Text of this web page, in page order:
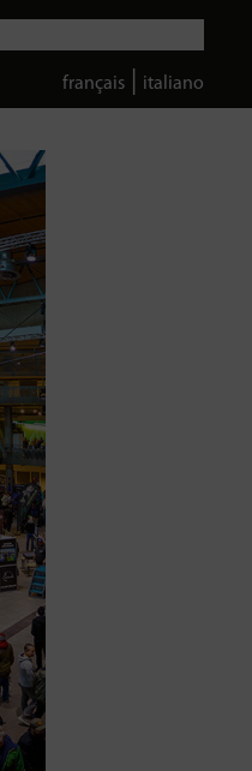
français italiano